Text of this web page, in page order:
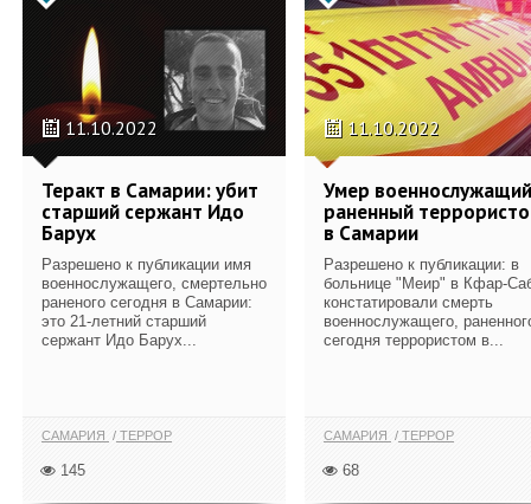
11.10.2022
Теракт в Самарии: убит
старший сержант Идо
Барух
Разрешено к публикации имя
военнослужащего, смертельно
раненого сегодня в Самарии:
это 21-летний старший
сержант Идо Барух...
САМАРИЯ ТЕРРОР
145
11.10.2022
Умер
раненный
в Самарии
Разрешено к публикации: в
больнице "Меир" в Кфар-
констатировали смерть
военнослужащего,
сегодня террористом в...
САМАРИЯ ТЕРРОР
68